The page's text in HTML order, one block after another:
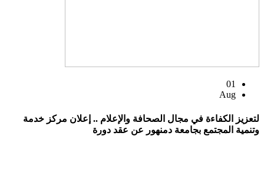
01
Aug
لتعزيز الكفاءة في مجال الصحافة والإعلام .. إعلان مركز خدمة
وتنمية المجتمع بجامعة دمنهور عن عقد دورة